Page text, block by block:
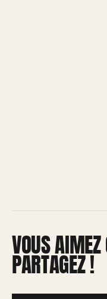
VOUS
PARTAGEZ !